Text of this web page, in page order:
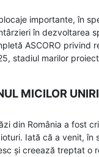
importante, în
în dezvoltarea
ASCORO privind
stadiul marilor
MICILOR
din România a fost
Iată că a venit, în
și creează treptat o